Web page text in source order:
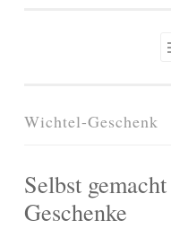
Wichtel-Geschenk
Selbst
Geschenke